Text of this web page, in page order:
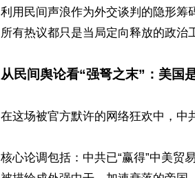
利用民间声浪作为外交谈判的隐形筹
所有热议都只是当局定向释放的政治
从民间舆论看“强弩之末”：美国
在这场被官方默许的网络狂欢中，中
核心论调包括：中共已“赢得”中美贸